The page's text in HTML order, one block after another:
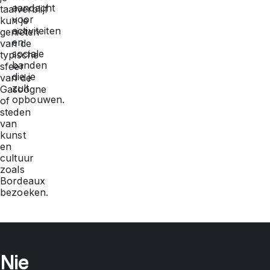
taalverblijf
kun je
genieten
van de
typische
sfeer
van de
Gascogne
of
steden
van
kunst
en
cultuur
zoals
Bordeaux
bezoeken.
aandacht
voor
activiteiten
en
sociale
banden
die je
zult
opbouwen.
Nie